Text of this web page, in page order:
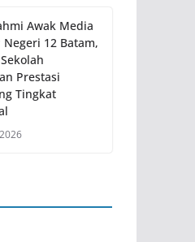
Awak Media
Negeri 12 Batam,
Prestasi
Tingkat